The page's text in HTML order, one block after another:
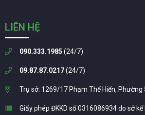
LIÊN HỆ
090.333.1985 (24/7)
09.87.87.0217(24/7)
Trụ sở: 1269/17 Phạm Thế Hiển, Phường
Giấy phép ĐKKD số 0316086934 do sở